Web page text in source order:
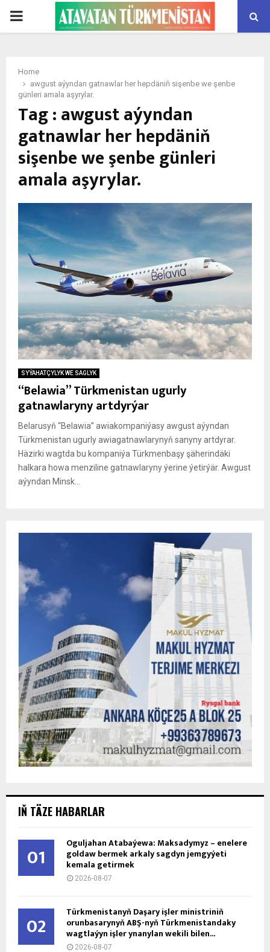
PRIMARY
Home
awgust aýyndan gatnawlar her hepdäniň sişenbe we şenbe
günleri amala aşyrylar.
Tag : awgust aýyndan
gatnawlar her hepdäniň
sişenbe we şenbe günleri
amala aşyrylar.
SYÝAHATÇYLYK WE SAGLYK
“Belawia” Türkmenistan ugurly
gatnawlaryny artdyrýar
Belarusyň “Belawia” awiakompaniýasy awgust aýyndan
Türkmenistan ugurly awiagatnawlarynyň sanyny artdyrar.
Häzirki wagtda bu kompaniýa Türkmenbaşy şäherindäki
halkara howa menziline gatnawlaryny ýerine ýetirýär. Awgust
aýyndan Minsk...
IŇ TÄZE HABARLAR
01 Oguljahan Atabaýewa: Maksadymyz – enelere
goldaw bermek arkaly sagdyn jemgyýeti
kemala getirmek
2026-08-07
02 Türkmenistanyň Daşary işler ministriniň
orunbasarynyň ABŞ-nyň Türkmenistandaky
wagtlaýyn işler ynanylan wekili bilen...
2026-08-07